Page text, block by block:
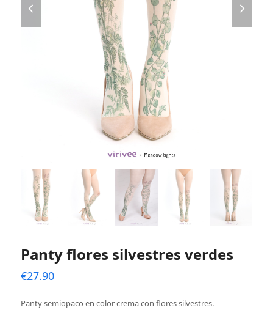
slide
slide
Panty flores silvestres verdes
€27.90
Panty semiopaco en color crema con flores silvestres.